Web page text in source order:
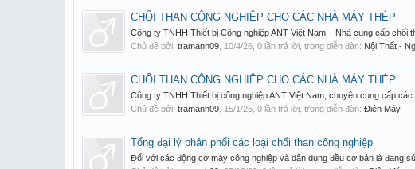
CHỔI THAN CÔNG NGHIỆP CHO CÁC NHÀ MÁY THÉP
Công ty TNHH Thiết bị Công nghiệp ANT Việt Nam – Nhà cung cấp chổi
Chủ đề bởi: tramanh09 10/4/26 , 0 lần trả lời, trong diễn đàn: Nội Thất -
CHỔI THAN CÔNG NGHIỆP CHO CÁC NHÀ MÁY THÉP
Công ty TNHH Thiết bị công nghiệp ANT Việt Nam, chuyên cung cấp
Chủ đề bởi: tramanh09 15/1/25 , 0 lần trả lời, trong diễn đàn: Điện Máy
Tổng đại lý phân phối các loại chổi than công nghiệp
Đối với các động cơ máy công nghiệp và dân dụng đều cơ bản là đang